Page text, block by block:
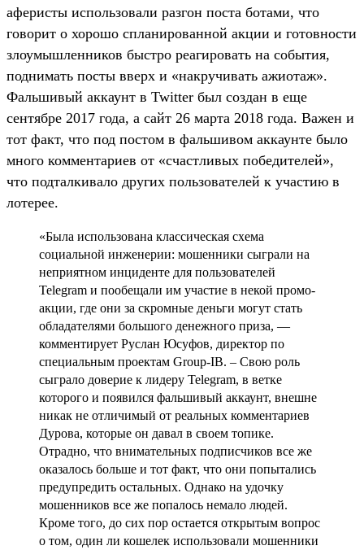
аферисты использовали разгон поста ботами, что
говорит о хорошо спланированной акции и готовности
злоумышленников быстро реагировать на события,
поднимать посты вверх и «накручивать ажиотаж».
Фальшивый аккаунт в Twitter был создан в еще
сентябре 2017 года, а сайт 26 марта 2018 года. Важен и
тот факт, что под постом в фальшивом аккаунте было
много комментариев от «счастливых победителей»,
что подталкивало других пользователей к участию в
лотерее.
«Была использована классическая схема
социальной инженерии: мошенники сыграли на
неприятном инциденте для пользователей
Telegram и пообещали им участие в некой промо-
акции, где они за скромные деньги могут стать
обладателями большого денежного приза, —
комментирует Руслан Юсуфов, директор по
специальным проектам Group-IB. – Свою роль
сыграло доверие к лидеру Telegram, в ветке
которого и появился фальшивый аккаунт, внешне
никак не отличимый от реальных комментариев
Дурова, которые он давал в своем топике.
Отрадно, что внимательных подписчиков все же
оказалось больше и тот факт, что они попытались
предупредить остальных. Однако на удочку
мошенников все же попалось немало людей.
Кроме того, до сих пор остается открытым вопрос
о том, один ли кошелек использовали мошенники